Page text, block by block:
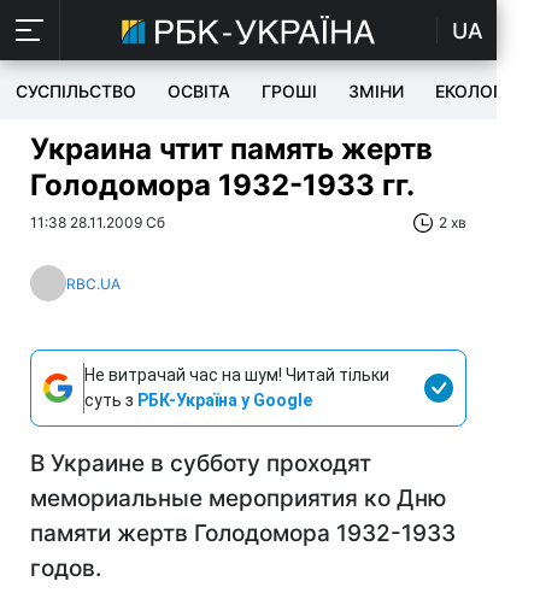
UA
СУСПІЛЬСТВО ОСВІТА ГРОШІ ЗМІНИ ЕКОЛОГІЯ
Украина чтит память жертв
Голодомора 1932-1933 гг.
11:38 28.11.2009 Сб 2 хв
RBC.UA
Не витрачай час на шум! Читай тільки
суть з РБК-Україна у Google
В Украине в субботу проходят
мемориальные мероприятия ко Дню
памяти жертв Голодомора 1932-1933
годов.